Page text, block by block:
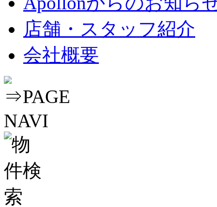
店舗・スタッフ紹介
会社概要